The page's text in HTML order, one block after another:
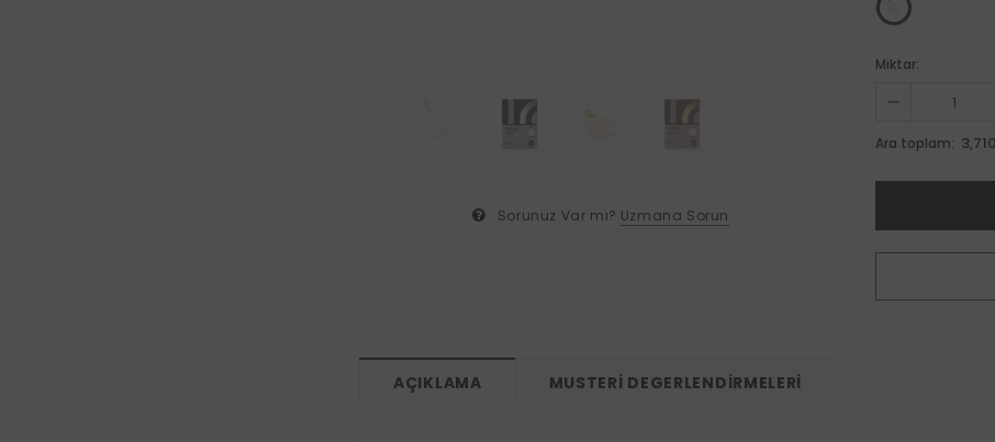
Sorunuz Var mı? Uzmana Sorun
Miktar:
Ara toplam:
AÇIKLAMA MUSTERI DEGERLENDIRMELERI